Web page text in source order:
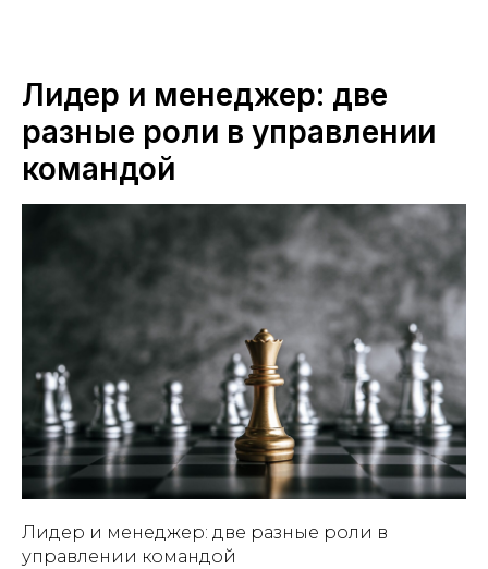
Лидер и менеджер: две
разные роли в управлении
командой
Лидер и менеджер: две разные роли в
управлении командой